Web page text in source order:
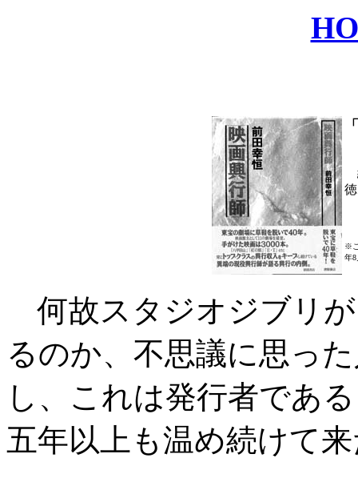
※
年
何故スタジオジブリ
るのか、不思議に思っ
し、これは発行者であ
五年以上も温め続けて